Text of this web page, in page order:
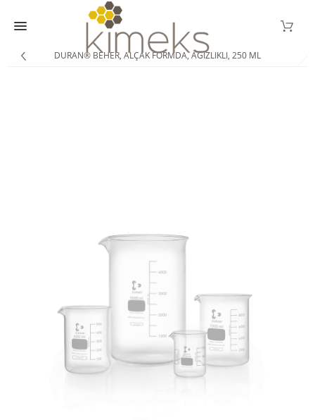
DURAN® BEHER, ALÇAK FORMDA, AĞIZLIKLI, 250 ML